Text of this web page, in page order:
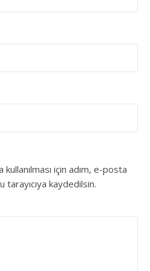
için adım, e-posta
kaydedilsin.